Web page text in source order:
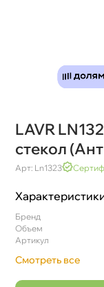
LAVR
стекол
Арт: Ln1323
Бренд
Объем
Артикул
Смотреть все